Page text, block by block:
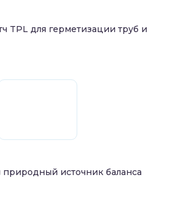
TPL для герметизации труб и
источник баланса